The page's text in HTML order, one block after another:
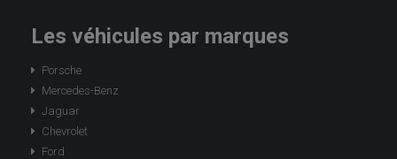
Les véhicules par marques
Porsche
Mercedes-Benz
Jaguar
Chevrolet
Ford